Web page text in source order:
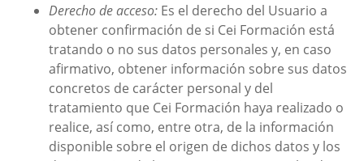
Derecho de acceso: Es el derecho del Usuario a
obtener confirmación de si Cei Formación está
tratando o no sus datos personales y, en caso
afirmativo, obtener información sobre sus datos
concretos de carácter personal y del
tratamiento que Cei Formación haya realizado o
realice, así como, entre otra, de la información
disponible sobre el origen de dichos datos y los